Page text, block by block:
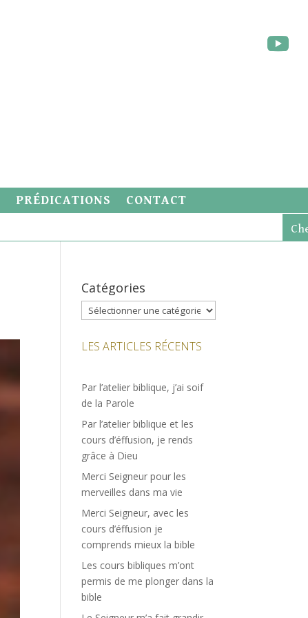
PRÉDICATIONS CONTACT
Catégories
Catégories
LES ARTICLES RÉCENTS
Par l’atelier biblique, j’ai soif
de la Parole
Par l’atelier biblique et les
cours d’éffusion, je rends
grâce à Dieu
Merci Seigneur pour les
merveilles dans ma vie
Merci Seigneur, avec les
cours d’éffusion je
comprends mieux la bible
Les cours bibliques m’ont
permis de me plonger dans la
bible